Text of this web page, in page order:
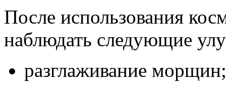
После использования
наблюдать следующие
разглаживание морщин;